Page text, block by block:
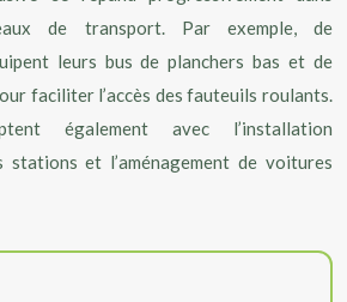
de transport. Par exemple, de
leurs bus de planchers bas et de
faciliter l’accès des fauteuils roulants.
également avec l’installation
stations et l’aménagement de voitures